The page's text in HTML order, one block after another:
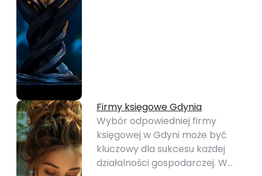
Firmy księgowe Gdynia
Wybór odpowiedniej firmy
księgowej w Gdyni może być
kluczowy dla sukcesu każdej
działalności gospodarczej. W…